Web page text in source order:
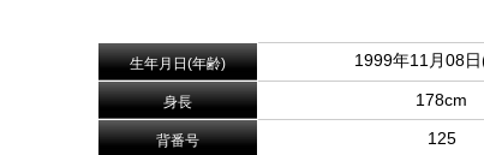
生年月日(年齢) 1999年11月08
身長 178cm
背番号 125